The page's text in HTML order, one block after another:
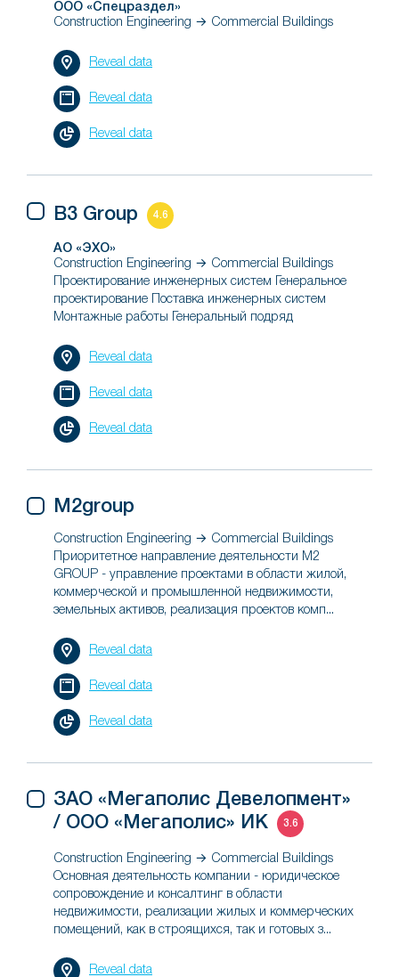
ООО «Спецраздел»
Construction Engineering → Commercial Buildings
Reveal data
Reveal data
Reveal data
B3 Group 4.6
АО «ЭХО»
Construction Engineering → Commercial Buildings
Проектирование инженерных систем Генеральное
проектирование Поставка инженерных систем
Монтажные работы Генеральный подряд
Reveal data
Reveal data
Reveal data
M2group
Construction Engineering → Commercial Buildings
Приоритетное направление деятельности M2
GROUP - управление проектами в области жилой,
коммерческой и промышленной недвижимости,
земельных активов, реализация проектов комп...
Reveal data
Reveal data
Reveal data
ЗАО «Мегаполис Девелопмент»
/ ООО «Мегаполис» ИК
3.6
Construction Engineering → Commercial Buildings
Основная деятельность компании - юридическое
сопровождение и консалтинг в области
недвижимости, реализации жилых и коммерческих
помещений, как в строящихся, так и готовых з...
Reveal data